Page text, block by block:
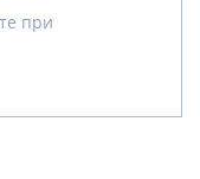
при